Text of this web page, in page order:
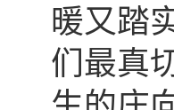
暖又踏
们最真